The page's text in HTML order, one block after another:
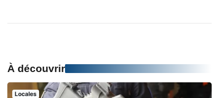
À découvrir
Locales